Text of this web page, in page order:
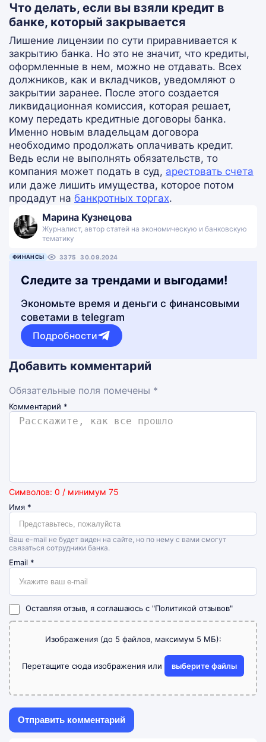
Что делать, если вы взяли кредит в
банке, который закрывается
Лишение лицензии по сути приравнивается к
закрытию банка. Но это не значит, что кредиты,
оформленные в нем, можно не отдавать. Всех
должников, как и вкладчиков, уведомляют о
закрытии заранее. После этого создается
ликвидационная комиссия, которая решает,
кому передать кредитные договоры банка.
Именно новым владельцам договора
необходимо продолжать оплачивать кредит.
Ведь если не выполнять обязательств, то
компания может подать в суд, арестовать счета
или даже лишить имущества, которое потом
продадут на банкротных торгах.
Марина Кузнецова
Журналист, автор статей на экономическую и банковскую
тематику
ФИНАНСЫ 3375 30.09.2024
Следите за трендами и выгодами!
Экономьте время и деньги с финансовыми
советами в telegram
Подробности
Добавить комментарий
Обязательные поля помечены *
Комментарий *
Символов: 0 / минимум 75
Имя *
Ваш e-mail не будет виден на сайте, но по нему с вами смогут
связаться сотрудники банка.
Email *
Оставляя отзыв, я соглашаюсь с "Политикой отзывов"
Изображения (до 5 файлов, максимум 5 МБ):
Перетащите сюда изображения или выберите файлы